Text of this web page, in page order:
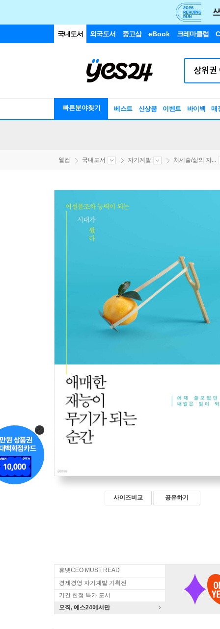
국내도서 외국도서 중고샵 eBook 크레마클럽
빠른분야찾기 베스트 신상품 이벤트 바이백 매
웰컴 국내도서 자기계발 처세술/삶의 자...
사이즈비교 공유하기
휴넷CEO MUST READ
경제경영 자기계발 기획전
기간 한정 특가 도서
오직, 예스24에서만